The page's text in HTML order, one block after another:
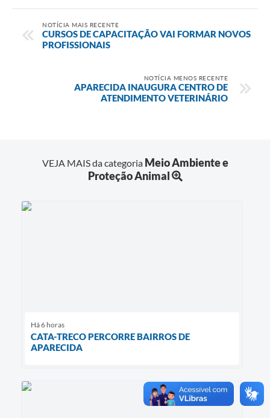
NOTÍCIA MAIS RECENTE
CURSOS DE CAPACITAÇÃO VAI FORMAR NOVOS
PROFISSIONAIS
NOTÍCIA MENOS RECENTE
APARECIDA INAUGURA CENTRO DE
ATENDIMENTO VETERINÁRIO
VEJA MAIS da categoria Meio Ambiente e
Proteção Animal
Há 6 horas
CATA-TRECO PERCORRE BAIRROS DE
APARECIDA